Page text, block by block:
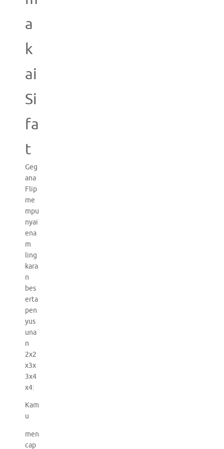
a
k
ai
Si
fa
t
Geg
ana
Flip
me
mpu
nyai
ena
m
ling
kara
n
bes
erta
pen
yus
una
n
2x2
x3x
3x4
x4:
Kam
u
men
cap